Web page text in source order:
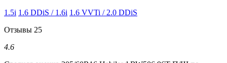
1.5i 1.6 DDiS / 1.6i 1.6 VVTi / 2.0 DDiS
Отзывы 25
4.6